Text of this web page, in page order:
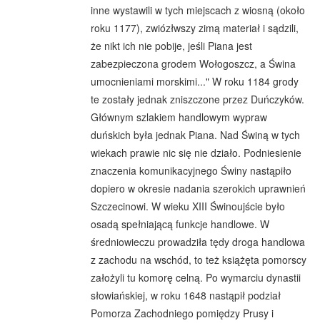
inne wystawili w tych miejscach z wiosną (około
roku 1177), zwiózłwszy zimą materiał i sądzili,
że nikt ich nie pobije, jeśli Piana jest
zabezpieczona grodem Wołogoszcz, a Świna
umocnieniami morskimi..." W roku 1184 grody
te zostały jednak zniszczone przez Duńczyków.
Głównym szlakiem handlowym wypraw
duńskich była jednak Piana. Nad Świną w tych
wiekach prawie nic się nie działo. Podniesienie
znaczenia komunikacyjnego Świny nastąpiło
dopiero w okresie nadania szerokich uprawnień
Szczecinowi. W wieku XIII Świnoujście było
osadą spełniającą funkcje handlowe. W
średniowieczu prowadziła tędy droga handlowa
z zachodu na wschód, to też książęta pomorscy
założyli tu komorę celną. Po wymarciu dynastii
słowiańskiej, w roku 1648 nastąpił podział
Pomorza Zachodniego pomiędzy Prusy i